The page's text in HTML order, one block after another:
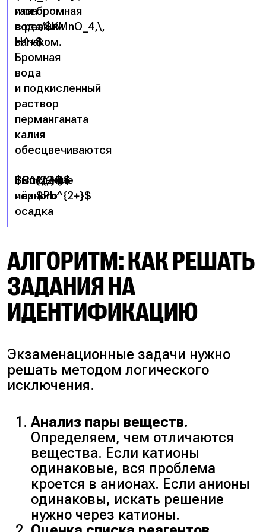
или бромная
вода/$KMnO_4,\,
H^+$
газа
с резким
запахом.
Бромная
вода
и подкисленный
раствор
перманганата
калия
обесцвечиваются
$S^{2-}$
$Cu^{2+}$
или $Pb^{2+}$
Выпадение
чёрного
осадка
АЛГОРИТМ: КАК РЕШАТЬ
ЗАДАНИЯ НА
ИДЕНТИФИКАЦИЮ
Экзаменационные задачи нужно
решать методом логического
исключения.
Анализ пары веществ.
Определяем, чем отличаются
вещества. Если катионы
одинаковые, вся проблема
кроется в анионах. Если анионы
одинаковы, искать решение
нужно через катионы.